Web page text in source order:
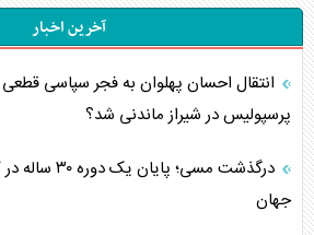
آخرین اخبار
انتقال احسان پهلوان به فجر سپاسی
پرسپولیس در شیراز ماندنی شد؟
درگذشت مسی؛
جهان